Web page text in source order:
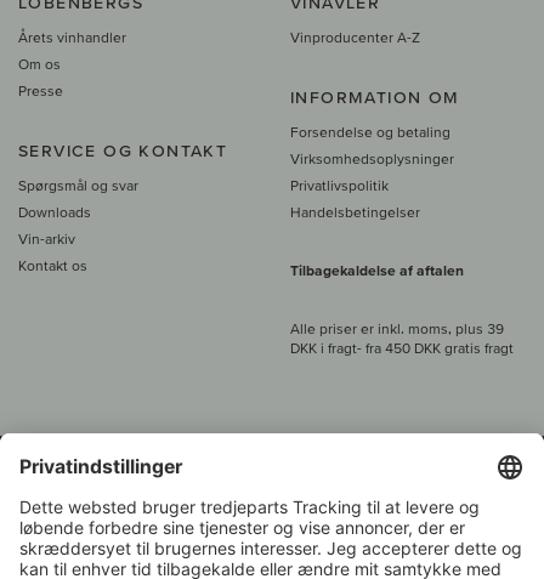
Årets vinhandler
Om os
Presse
SERVICE OG KONTAKT
Spørgsmål og svar
Downloads
Vin-arkiv
Kontakt os
Vinproducenter A-Z
INFORMATION OM
Forsendelse og betaling
Virksomhedsoplysninger
Privatlivspolitik
Handelsbetingelser
Tilbagekaldelse af aftalen
Alle priser er inkl. moms, plus 39
DKK i fragt- fra 450 DKK gratis fragt
Kundeservice:
+49 421 696 797-0
1.000 vinavlere – Vinhandler